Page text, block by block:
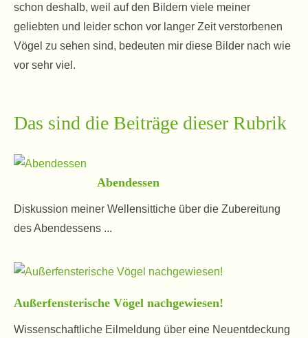
schon deshalb, weil auf den Bildern viele meiner
geliebten und leider schon vor langer Zeit verstorbenen
Vögel zu sehen sind, bedeuten mir diese Bilder nach wie
vor sehr viel.
Das sind die Beiträge dieser Rubrik
Abendessen
Diskussion meiner Wellensittiche über die Zubereitung
des Abendessens ...
Außerfensterische Vögel nachgewiesen!
Wissenschaftliche Eilmeldung über eine Neuentdeckung